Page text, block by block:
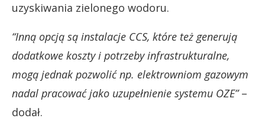
uzyskiwania zielonego wodoru.
“Inną opcją są instalacje CCS, które też generują
dodatkowe koszty i potrzeby infrastrukturalne,
mogą jednak pozwolić np. elektrowniom gazowym
nadal pracować jako uzupełnienie systemu OZE”–
dodał.